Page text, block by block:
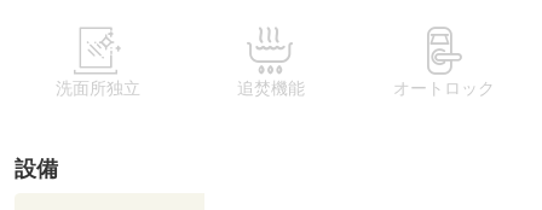
洗面所独立 追焚機能 オートロック
設備